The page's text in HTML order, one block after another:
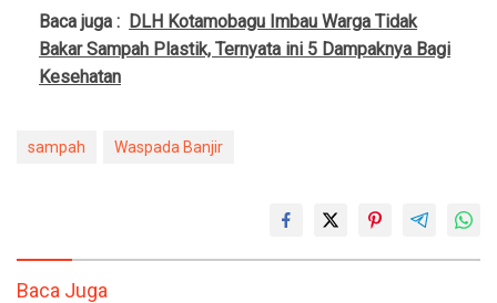
Baca juga : DLH Kotamobagu Imbau Warga Tidak
Bakar Sampah Plastik, Ternyata ini 5 Dampaknya Bagi
Kesehatan
sampah Waspada Banjir
Baca Juga